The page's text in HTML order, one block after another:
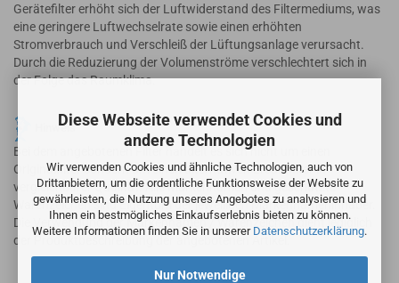
Diese Webseite verwendet Cookies und
andere Technologien
Wir verwenden Cookies und ähnliche Technologien, auch von
Drittanbietern, um die ordentliche Funktionsweise der Website zu
gewährleisten, die Nutzung unseres Angebotes zu analysieren und
Ihnen ein bestmögliches Einkaufserlebnis bieten zu können.
Weitere Informationen finden Sie in unserer Datenschutzerklärung.
Nur Notwendige
Gerätefilter erhöht sich der Luftwiderstand des Filtermediums, was
eine geringere Luftwechselrate sowie einen erhöhten
Stromverbrauch und Verschleiß der Lüftungsanlage verursacht.
Durch die Reduzierung der Volumenströme verschlechtert sich in
der Folge das Raumklima.
Hinweis
Bei dem angebotenen Filter handelt es sich nicht um einen
Originalfilter sondern um einen alternativen Ersatzfilter in
vergleichbarer Qualität. Alle Markennamen und geschützte
Warenzeichen sind Eigentum der jeweiligen Markennameninhaber.
Die Verwendung der Markennamen / Warenzeichen dient lediglich
der Produktbeschreibung der angebotenen Artikel.